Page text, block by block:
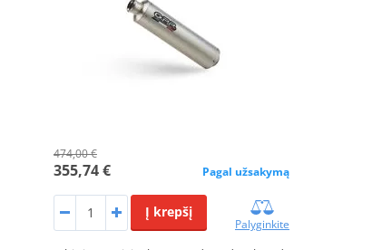
474,00 €
355,74 € Pagal užsakymą
Į krepšį
Palyginkite